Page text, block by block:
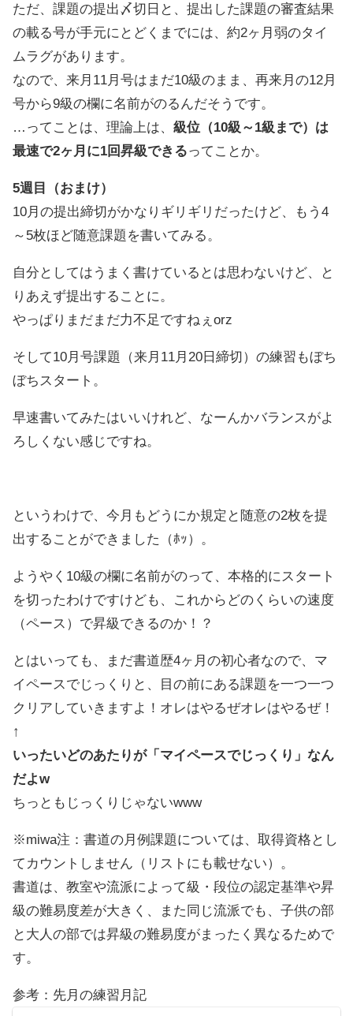
ただ、課題の提出〆切日と、提出した課題の審査結果
の載る号が手元にとどくまでには、約2ヶ月弱のタイ
ムラグがあります。
なので、来月11月号はまだ10級のまま、再来月の12月
号から9級の欄に名前がのるんだそうです。
…ってことは、理論上は、 級位（10級～1級まで）は
最速で2ヶ月に1回昇級できるってことか。
5週目（おまけ）
10月の提出締切がかなりギリギリだったけど、もう4
～5枚ほど随意課題を書いてみる。
自分としてはうまく書けているとは思わないけど、と
りあえず提出することに。
やっぱりまだまだ力不足ですねぇorz
そして10月号課題（来月11月20日締切）の練習もぼち
ぼちスタート。
早速書いてみたはいいけれど、なーんかバランスがよ
ろしくない感じですね。
というわけで、今月もどうにか規定と随意の2枚を提
出することができました（ﾎｯ）。
ようやく10級の欄に名前がのって、本格的にスタート
を切ったわけですけども、これからどのくらいの速度
（ペース）で昇級できるのか！？
とはいっても、まだ書道歴4ヶ月の初心者なので、マ
イペースでじっくりと、目の前にある課題を一つ一つ
クリアしていきますよ！オレはやるぜオレはやるぜ！
↑
いったいどのあたりが「マイペースでじっくり」なん
だよw
ちっともじっくりじゃないwww
※miwa注：書道の月例課題については、取得資格とし
てカウントしません（リストにも載せない）。
書道は、教室や流派によって級・段位の認定基準や昇
級の難易度差が大きく、また同じ流派でも、子供の部
と大人の部では昇級の難易度がまったく異なるためで
す。
参考：先月の練習月記